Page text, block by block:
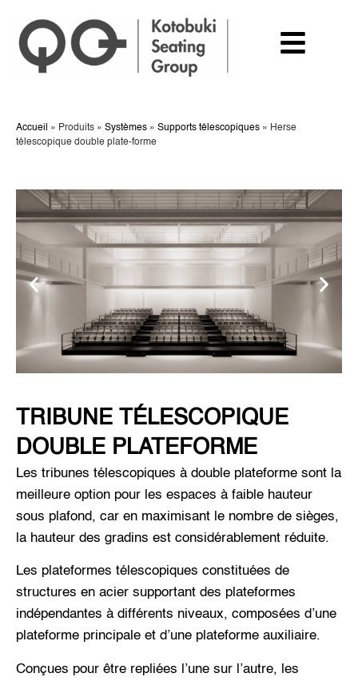
Accueil » Produits » Systèmes » Supports télescopiques » Herse
télescopique double plate-forme
TRIBUNE TÉLESCOPIQUE
DOUBLE PLATEFORME
Les tribunes télescopiques à double plateforme sont la
meilleure option pour les espaces à faible hauteur
sous plafond, car en maximisant le nombre de sièges,
la hauteur des gradins est considérablement réduite.
Les plateformes télescopiques constituées de
structures en acier supportant des plateformes
indépendantes à différents niveaux, composées d’une
plateforme principale et d’une plateforme auxiliaire.
Conçues pour être repliées l’une sur l’autre, les